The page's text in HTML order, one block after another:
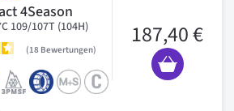
4Season
109/107T (104H)
18 Bewertungen
187,40 €